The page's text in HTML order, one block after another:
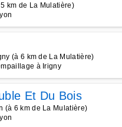
km de La Mulatière)
(à 6 km de La Mulatière)
à Irigny
Et Du Bois
(à 6 km de La Mulatière)